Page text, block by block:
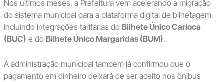
Nos últimos meses, a Prefeitura vem acelerando a migração
do sistema municipal para a plataforma digital de bilhetagem,
incluindo integrações tarifárias do Bilhete Único Carioca
(BUC) e do Bilhete Único Margaridas (BUM).
A administração municipal também já confirmou que o
pagamento em dinheiro deixará de ser aceito nos ônibus